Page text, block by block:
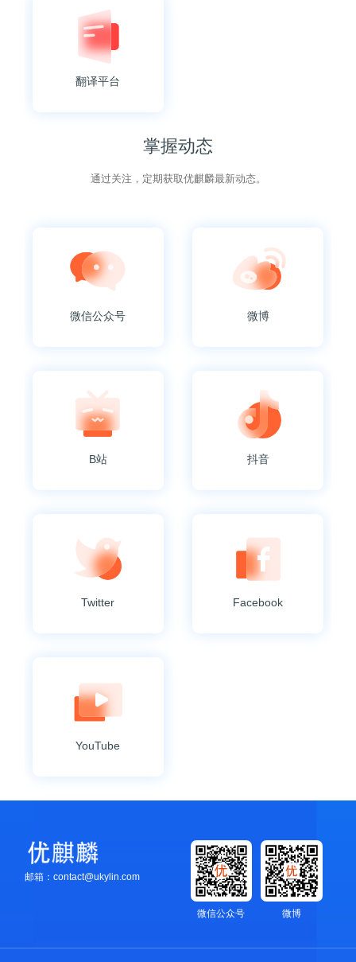
翻译平台
掌握动态
通过关注，定期获取优麒麟最新动态。
微信公众号 微博
B站 抖音
Twitter Facebook
YouTube
邮箱：contact@ukylin.com
微博
微信公众号